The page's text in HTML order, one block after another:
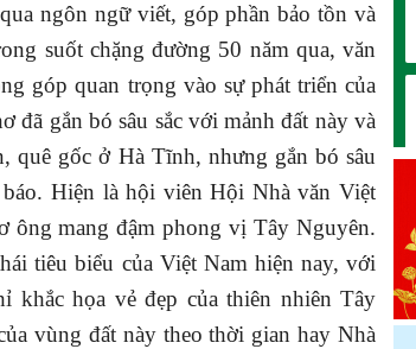
ngôn ngữ viết, góp phần bảo tồn và
suốt chặng đường 50 năm qua, văn
góp quan trọng vào sự phát triển của
đã gắn bó sâu sắc với mảnh đất này và
quê gốc ở Hà Tĩnh, nhưng gắn bó sâu
Hiện là hội viên Hội Nhà văn Việt
mang đậm phong vị Tây Nguyên.
tiêu biểu của Việt Nam hiện nay, với
khắc họa vẻ đẹp của thiên nhiên Tây
vùng đất này theo thời gian hay Nhà